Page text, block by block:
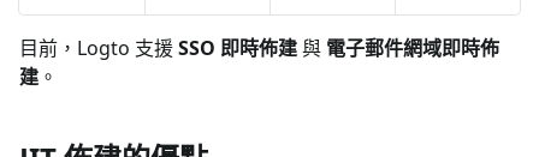
目前，Logto 支援SSO 即時佈建與 電子郵件網域即時佈
建 。